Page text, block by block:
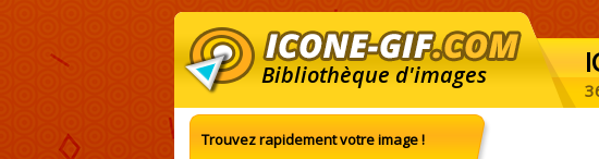
Bibliothèque d'images
Trouvez rapidement votre image !